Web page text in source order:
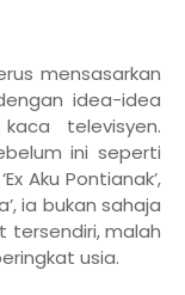
mensasarkan
idea-idea
televisyen.
ini seperti
Aku Pontianak’,
ia bukan sahaja
tersendiri, malah
usia.